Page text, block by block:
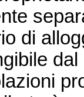
di